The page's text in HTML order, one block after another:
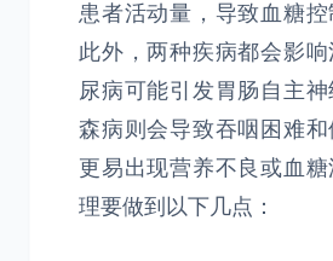
患者活动量，导致血糖控
此外，两种疾病都会影
尿病可能引发胃肠自主
森病则会导致吞咽困难
更易出现营养不良或血
理要做到以下几点：